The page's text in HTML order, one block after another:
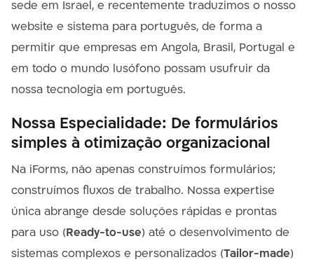
sede em Israel, e recentemente traduzimos o nosso
website e sistema para português, de forma a
permitir que empresas em Angola, Brasil, Portugal e
em todo o mundo lusófono possam usufruir da
nossa tecnologia em português.
Nossa Especialidade: De formulários
simples à otimização organizacional
Na iForms, não apenas construímos formulários;
construímos fluxos de trabalho. Nossa expertise
única abrange desde soluções rápidas e prontas
para uso ( Ready-to-use) até o desenvolvimento de
sistemas complexos e personalizados (Tailor-made)